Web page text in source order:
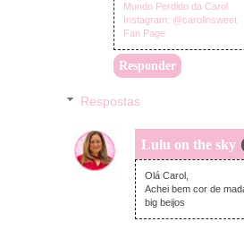
Mundo Perdido da Carol
Instagram: @carolinsweet
Fan Page
Responder
Respostas
Lulu on the sky
Olá Carol,
Achei bem cor de
big beijos